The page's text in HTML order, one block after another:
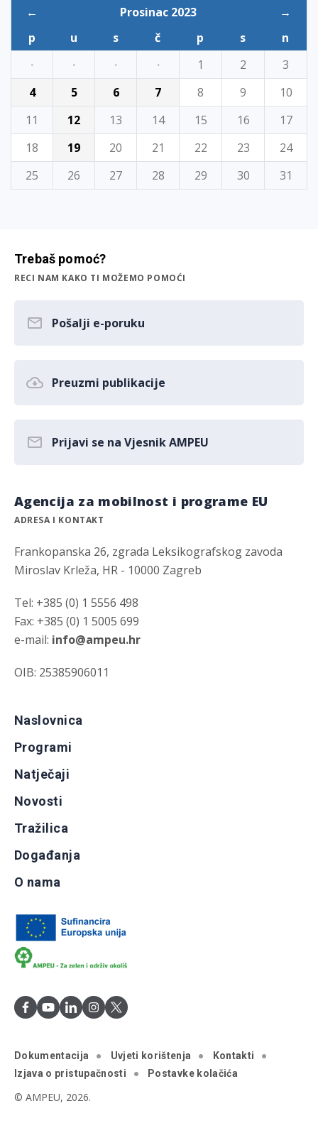
← Prosinac 2023
→
p
u s č p s
n
·
· · · 1 2
3
4
5 6 7 8 9
10
11
12 13 14 15 16
17
18
19 20 21 22 23
24
25
26 27 28 29 30 31
Trebaš pomoć?
RECI NAM KAKO TI MOŽEMO POMOĆI
Pošalji e-poruku
Preuzmi publikacije
Prijavi se na Vjesnik AMPEU
Agencija za mobilnost i programe EU
ADRESA I KONTAKT
Frankopanska 26, zgrada Leksikografskog zavoda
Miroslav Krleža, HR - 10000 Zagreb
Tel: +385 (0) 1 5556 498
Fax: +385 (0) 1 5005 699
e-mail: info@ampeu.hr
OIB: 25385906011
Naslovnica
Programi
Natječaji
Novosti
Tražilica
Događanja
O nama
Dokumentacija Uvjeti korištenja
Kontakti
Izjava o pristupačnosti
Postavke kolačića
© AMPEU, 2026.